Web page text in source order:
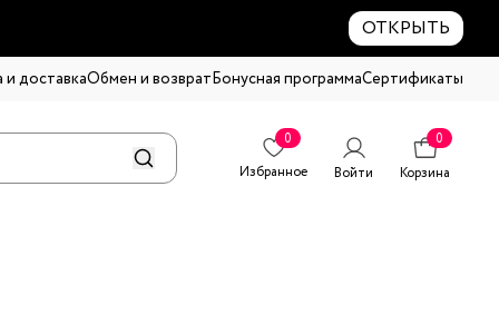
ОТКРЫТЬ
доставкаОбмен и возвратБонусная программаСертификаты
0
Избранное
Войти
0
Корзина